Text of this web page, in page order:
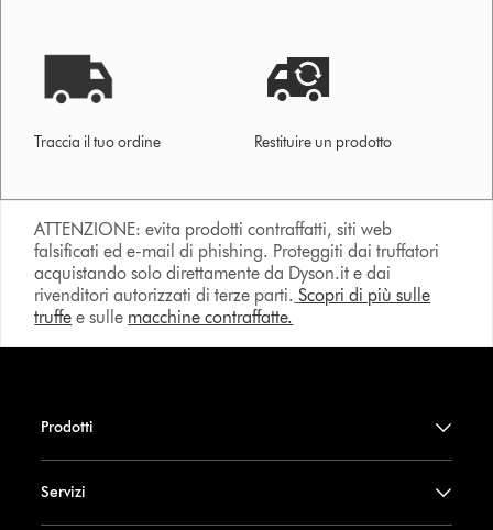
Traccia il tuo ordine Restituire un prodotto
ATTENZIONE: evita prodotti contraffatti, siti web
falsificati ed e-mail di phishing. Proteggiti dai truffatori
acquistando solo direttamente da Dyson.it e dai
rivenditori autorizzati di terze parti. Scopri di più sulle
truffe e sulle macchine contraffatte.
Prodotti
Servizi